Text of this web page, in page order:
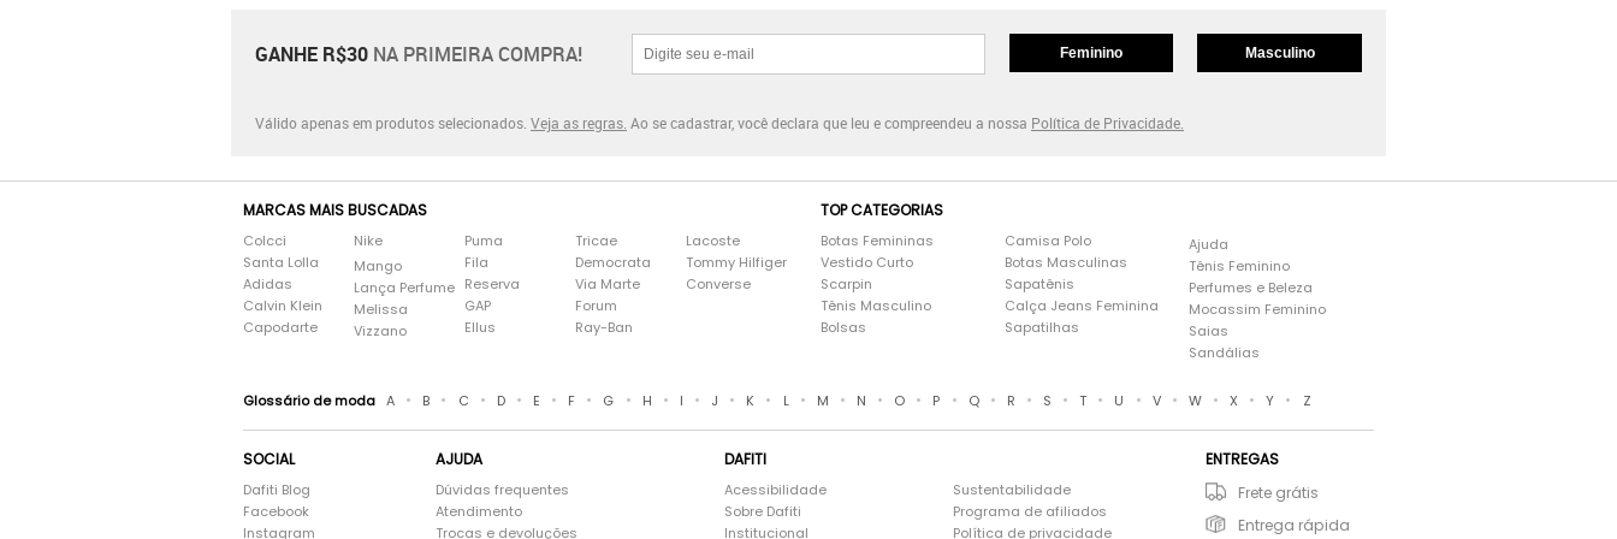
GANHE R$30 NA PRIMEIRA COMPRA! Feminino Masculino
Válido apenas em produtos selecionados. Veja as regras. Ao se cadastrar, você declara que leu e compreendeu a nossa Política de Privacidade.
MARCAS MAIS BUSCADAS
Colcci
Santa Lolla
Adidas
Calvin Klein
Capodarte
Nike
Mango
Lança Perfume
Melissa
Vizzano
Puma
Fila
Reserva
GAP
Ellus
Tricae
Democrata
Via Marte
Forum
Ray-Ban
Lacoste
Tommy Hilfiger
Converse
TOP CATEGORIAS
Botas Femininas
Vestido Curto
Scarpin
Tênis Masculino
Bolsas
Camisa Polo
Botas Masculinas
Sapatênis
Calça Jeans Feminina
Sapatilhas
Ajuda
Tênis Feminino
Perfumes e Beleza
Mocassim Feminino
Saias
Sandálias
Glossário de moda A • B • C • D • E • F • G • H • I • J • K • L • M • N • O • P • Q • R • S • T • U • V • W • X • Y • Z
SOCIAL
Dafiti Blog
Facebook
Instagram
AJUDA
Dúvidas frequentes
Atendimento
Trocas e devoluções
DAFITI
Acessibilidade
Sobre Dafiti
Institucional
Sustentabilidade
Programa de afiliados
Política de privacidade
ENTREGAS
Frete grátis
Entrega rápida